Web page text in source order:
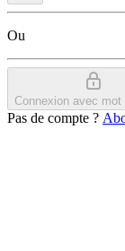
Ou
Connexion avec mot
Pas de compte ?